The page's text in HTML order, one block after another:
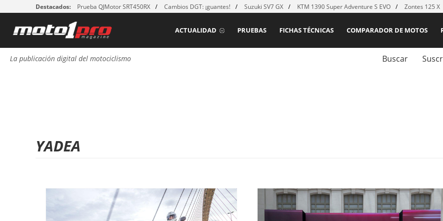
Destacados: Prueba QJMotor SRT450RX Cambios DGT: ¡guantes! Suzuki SV7 GX KTM 1390 Super Adventure S EVO Zontes 125 X
COMPARADOR DE MOTOS
FICHAS TÉCNICAS
PRUEBAS
ACTUALIDAD
La publicación digital del motociclismo Buscar
YADEA